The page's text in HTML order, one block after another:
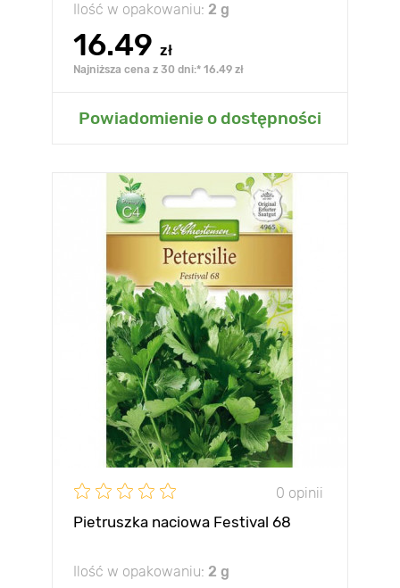
Ilość w opakowaniu: 2 g
16.49 zł
Najniższa cena z 30 dni:* 16.49 zł
Powiadomienie o dostępności
0 opinii
Pietruszka naciowa Festival 68
Ilość w opakowaniu: 2 g